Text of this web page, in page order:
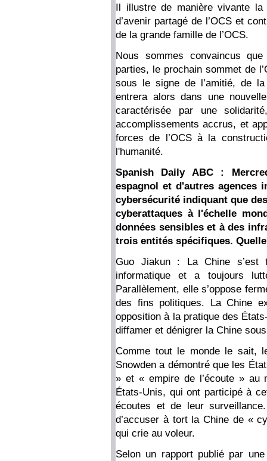
Il illustre de manière vivante la
d’avenir partagé de l’OCS et
de la grande famille de l’OCS.
Nous sommes convaincus
parties, le prochain sommet de
sous le signe de l’amitié, de
entrera alors dans une
caractérisée par une
accomplissements accrus, et
forces de l’OCS à la
l'humanité.
Spanish Daily ABC :
espagnol et d'autres agences
cybersécurité indiquant que
cyberattaques à l'échelle
données sensibles et à des
trois entités spécifiques.
Guo Jiakun : La Chine s’est
informatique et a toujours
Parallèlement, elle s’oppose
des fins politiques. La Chine
opposition à la pratique des
diffamer et dénigrer la Chine
Comme tout le monde le sait,
Snowden a démontré que les
» et « empire de l’écoute » au
États-Unis, qui ont participé à
écoutes et de leur
d’accuser à tort la Chine de «
qui crie au voleur.
Selon un rapport publié par